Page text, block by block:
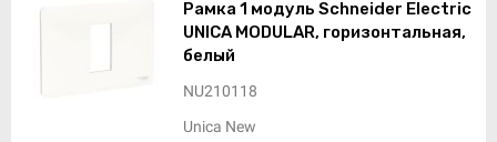
Рамка 1 модуль Schneider Electric
UNICA MODULAR, горизонтальная,
белый
NU210118
Unica New